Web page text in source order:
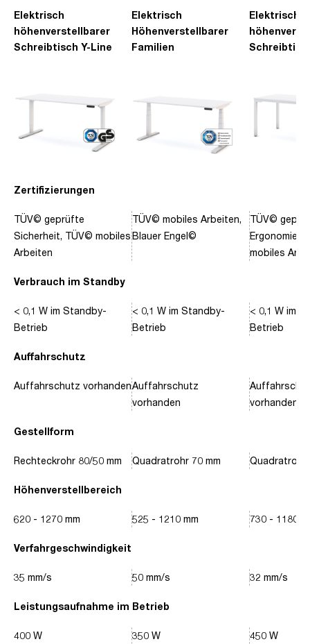
Zertifizierungen
Verbrauch im Standby
Auffahrschutz
Gestellform
Höhenverstellbereich
Verfahrgeschwindigkeit
Leistungsaufnahme im Betrieb
Elektrisch
höhenverstellbarer
Schreibtisch Y-Line
TÜV© geprüfte
Sicherheit, TÜV© mobiles
Arbeiten
< 0,1 W im Standby-
Betrieb
Auffahrschutz vorhanden
Rechteckrohr 80/50 mm
620 - 1270 mm
35 mm/s
400 W
die ganze Familie
Elektrisch
Höhenverstellbarer
Familien
TÜV© mobiles Arbeiten,
Blauer Engel©
< 0,1 W im Standby-
Betrieb
Auffahrschutz
vorhanden
Quadratrohr 70 mm
525 - 1210 mm
50 mm/s
350 W
Ideen
Elektrisch
TÜV©
Ergonomie,
mobiles
< 0,1 W im
Betrieb
vorhanden
Quadratrohr
730 - 1180
32 mm/s
450 W